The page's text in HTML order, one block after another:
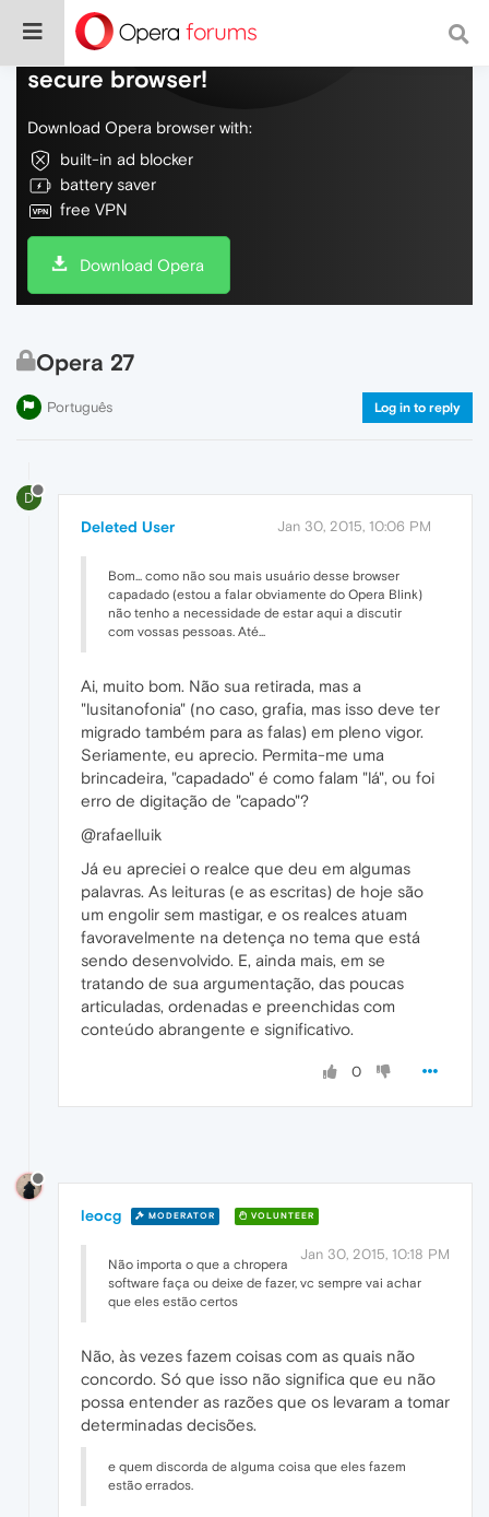
Do more on the web, with a fast and
secure browser!
Download Opera browser with:
built-in ad blocker
battery saver
free VPN
Download Opera
Opera 27
Português Log in to reply
D
Deleted User Jan 30, 2015, 10:06 PM
Bom... como não sou mais usuário desse browser
capadado (estou a falar obviamente do Opera Blink)
não tenho a necessidade de estar aqui a discutir
com vossas pessoas. Até...
Ai, muito bom. Não sua retirada, mas a
"lusitanofonia" (no caso, grafia, mas isso deve ter
migrado também para as falas) em pleno vigor.
Seriamente, eu aprecio. Permita-me uma
brincadeira, "capadado" é como falam "lá", ou foi
erro de digitação de "capado"?
@rafaelluik
Já eu apreciei o realce que deu em algumas
palavras. As leituras (e as escritas) de hoje são
um engolir sem mastigar, e os realces atuam
favoravelmente na detença no tema que está
sendo desenvolvido. E, ainda mais, em se
tratando de sua argumentação, das poucas
articuladas, ordenadas e preenchidas com
conteúdo abrangente e significativo.
0
leocg MODERATOR VOLUNTEER
Jan 30, 2015, 10:18 PM
Não importa o que a chropera
software faça ou deixe de fazer, vc sempre vai achar
que eles estão certos
Não, às vezes fazem coisas com as quais não
concordo. Só que isso não significa que eu não
possa entender as razões que os levaram a tomar
determinadas decisões.
e quem discorda de alguma coisa que eles fazem
estão errados.